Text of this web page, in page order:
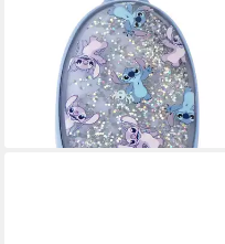
Stitch, Set
12,90 € 18,40 €
lieferbar - in 5-6 Werktagen bei dir